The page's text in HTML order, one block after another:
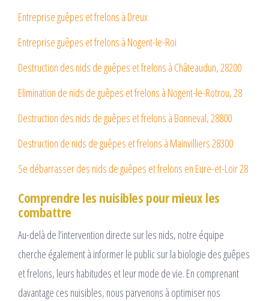
Entreprise guêpes et frelons à Dreux
Entreprise guêpes et frelons à Nogent-le-Roi
Destruction des nids de guêpes et frelons à Châteaudun, 28200
Elimination de nids de guêpes et frelons à Nogent-le-Rotrou, 28
Destruction des nids de guêpes et frelons à Bonneval, 28800
Destruction de nids de guêpes et frelons à Mainvilliers 28300
Se débarrasser des nids de guêpes et frelons en Eure-et-Loir 28
Comprendre les nuisibles pour mieux les
combattre
Au-delà de l’intervention directe sur les nids, notre équipe
cherche également à informer le public sur la biologie des guêpes
et frelons, leurs habitudes et leur mode de vie. En comprenant
davantage ces nuisibles, nous parvenons à optimiser nos